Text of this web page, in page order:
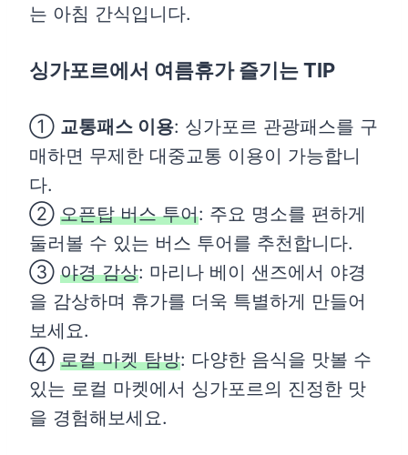
는 아침 간식입니다.
싱가포르에서 여름휴가 즐기는 TIP
① 교통패스 이용: 싱가포르 관광패스를 구
매하면 무제한 대중교통 이용이 가능합니
다.
② 오픈탑 버스 투어: 주요 명소를 편하게
둘러볼 수 있는 버스 투어를 추천합니다.
③ 야경 감상: 마리나 베이 샌즈에서 야경
을 감상하며 휴가를 더욱 특별하게 만들어
보세요.
④ 로컬 마켓 탐방: 다양한 음식을 맛볼 수
있는 로컬 마켓에서 싱가포르의 진정한 맛
을 경험해보세요.